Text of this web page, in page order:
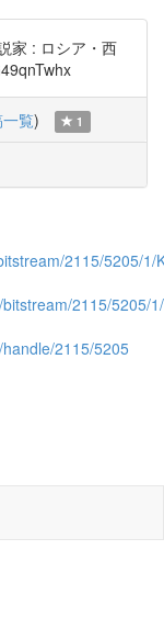
家 : ロシア・西
覧) 1
2115/5205/1/
2115/5205/
2115/5205